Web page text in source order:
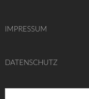
IMPRESSUM
DATENSCHUTZ